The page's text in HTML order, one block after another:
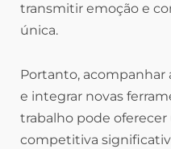
transmitir emoção e
única.
Portanto, acompanhar
e integrar novas
trabalho pode
competitiva